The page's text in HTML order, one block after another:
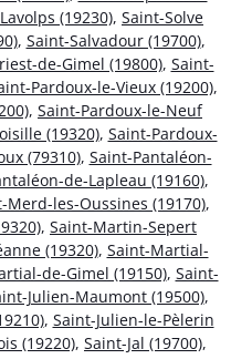
(19230), Saint-Solve
, Saint-Salvadour (19700),
de-Gimel (19800), Saint-
Pardoux-le-Vieux (19200),
, Saint-Pardoux-le-Neuf
(19320), Saint-Pardoux-
(79310), Saint-Pantaléon-
de-Lapleau (19160),
Merd-les-Oussines (19170),
, Saint-Martin-Sepert
(19320), Saint-Martial-
de-Gimel (19150), Saint-
Julien-Maumont (19500),
, Saint-Julien-le-Pèlerin
(19220), Saint-Jal (19700),